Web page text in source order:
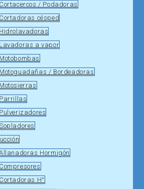
Cortacercos / Podadoras
Cortadoras césped
Hidrolavadoras
Lavadoras a vapor
Motobombas
Motoguadañas / Bordeadoras
Motosierras
Parrillas
Pulverizadores
Hormigón
Compresores
Cortadoras H°